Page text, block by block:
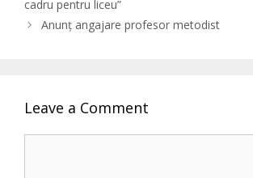
cadru pentru liceu”
Anunț angajare profesor metodist
Leave a Comment